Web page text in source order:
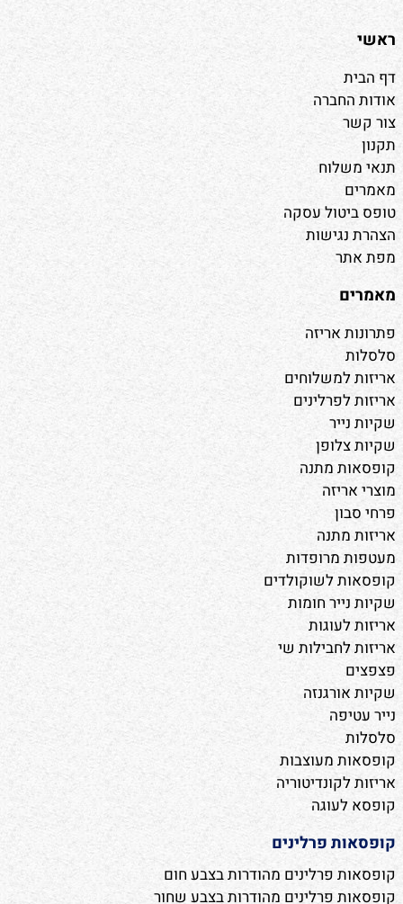
ראשי
דף הבית
אודות החברה
צור קשר
תקנון
תנאי משלוח
מאמרים
טופס ביטול עסקה
הצהרת נגישות
מפת אתר
מאמרים
פתרונות אריזה
סלסלות
אריזות למשלוחים
אריזות לפרלינים
שקיות נייר
שקיות צלופן
קופסאות מתנה
מוצרי אריזה
פרחי סבון
אריזות מתנה
מעטפות מרופדות
קופסאות לשוקולדים
שקיות נייר חומות
אריזות לעוגות
אריזות לחבילות שי
פצפצים
שקיות אורגנזה
נייר עטיפה
סלסלות
קופסאות מעוצבות
אריזות לקונדיטוריה
קופסא לעוגה
קופסאות פרלינים
קופסאות פרלינים מהודרות בצבע חום
קופסאות פרלינים מהודרות בצבע שחור